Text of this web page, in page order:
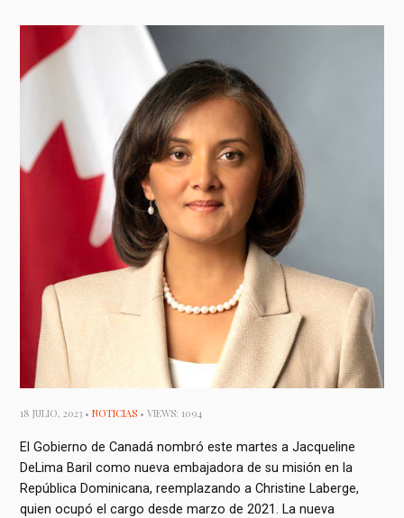
18 JULIO, 2023 •NOTICIAS • VIEWS: 1094
El Gobierno de Canadá nombró este martes a Jacqueline
DeLima Baril como nueva embajadora de su misión en la
República Dominicana, reemplazando a Christine Laberge,
quien ocupó el cargo desde marzo de 2021. La nueva